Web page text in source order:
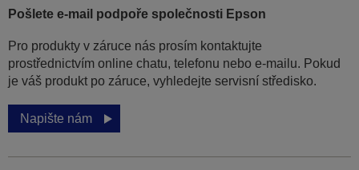
Pošlete e-mail podpoře společnosti Epson
Pro produkty v záruce nás prosím kontaktujte
prostřednictvím online chatu, telefonu nebo e-mailu. Pokud
je váš produkt po záruce, vyhledejte servisní středisko.
Napište nám